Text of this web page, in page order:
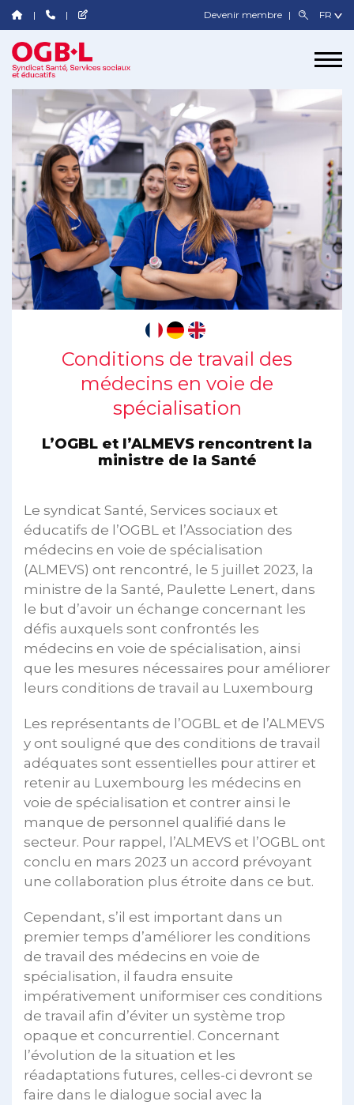
Devenir membre
Conditions de travail des
médecins en voie de
spécialisation
L’OGBL et l’ALMEVS rencontrent la
ministre de la Santé
Le syndicat Santé, Services sociaux et
éducatifs de l’OGBL et l’Association des
médecins en voie de spécialisation
(ALMEVS) ont rencontré, le 5 juillet 2023, la
ministre de la Santé, Paulette Lenert, dans
le but d’avoir un échange concernant les
défis auxquels sont confrontés les
médecins en voie de spécialisation, ainsi
que les mesures nécessaires pour améliorer
leurs conditions de travail au Luxembourg
Les représentants de l’OGBL et de l’ALMEVS
y ont souligné que des conditions de travail
adéquates sont essentielles pour attirer et
retenir au Luxembourg les médecins en
voie de spécialisation et contrer ainsi le
manque de personnel qualifié dans le
secteur. Pour rappel, l’ALMEVS et l’OGBL ont
conclu en mars 2023 un accord prévoyant
une collaboration plus étroite dans ce but.
Cependant, s’il est important dans un
premier temps d’améliorer les conditions
de travail des médecins en voie de
spécialisation, il faudra ensuite
impérativement uniformiser ces conditions
de travail afin d’éviter un système trop
opaque et concurrentiel. Concernant
l’évolution de la situation et les
réadaptations futures, celles-ci devront se
faire dans le dialogue social avec la